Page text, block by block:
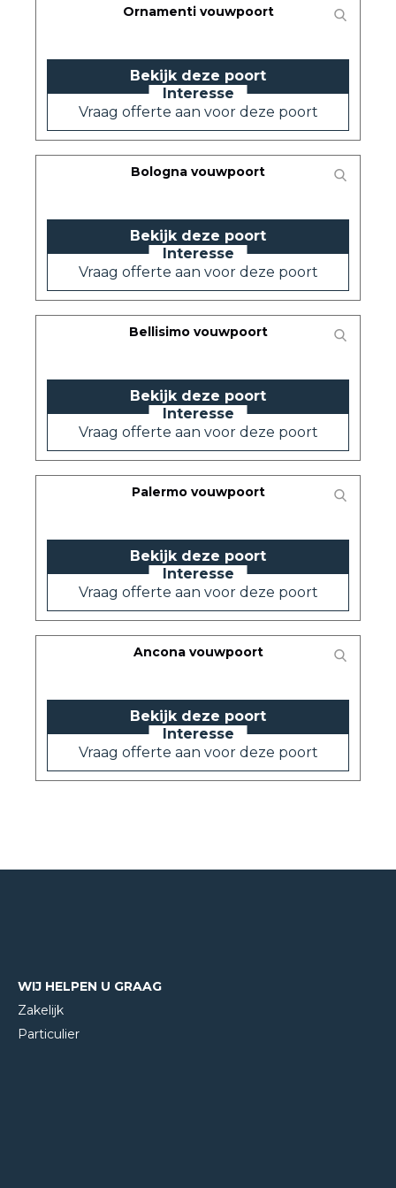
Ornamenti vouwpoort
Bekijk deze poort
Vraag offerte aan voor deze poort
Bologna vouwpoort
Bekijk deze poort
Vraag offerte aan voor deze poort
Ancona vouwpoort
Bekijk deze poort
Vraag offerte aan voor deze poort
Bellisimo vouwpoort
Bekijk deze poort
Vraag offerte aan voor deze poort
Palermo vouwpoort
Bekijk deze poort
Vraag offerte aan voor deze poort
WIJ HELPEN U GRAAG
Zakelijk
Particulier